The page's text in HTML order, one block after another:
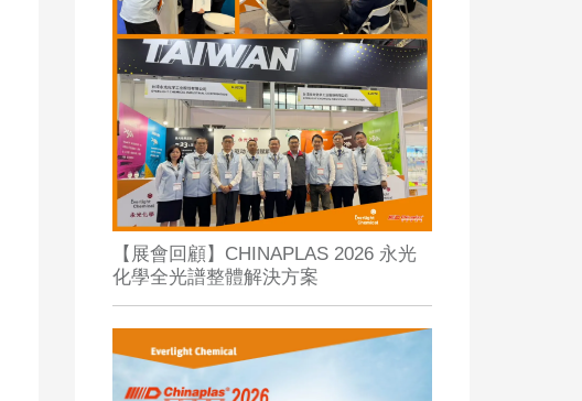
【展會回顧】CHINAPLAS 2026 永光
化學全光譜整體解決方案